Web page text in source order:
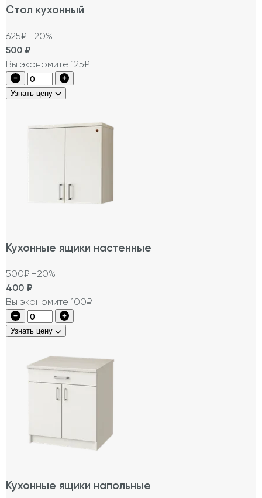
Стол кухонный
625₽ −20%
500 ₽
Вы экономите 125₽
Узнать цену
Кухонные ящики настенные
500₽ −20%
400 ₽
Вы экономите 100₽
Узнать цену
Кухонные ящики напольные